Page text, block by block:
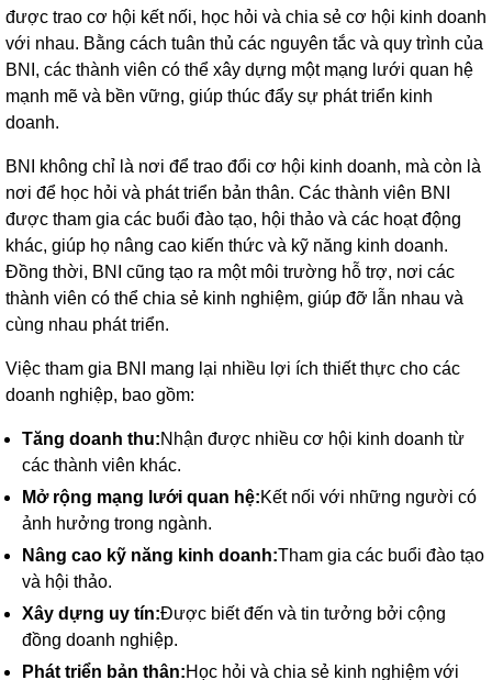
được trao cơ hội kết nối, học hỏi và chia sẻ cơ hội kinh doanh
với nhau. Bằng cách tuân thủ các nguyên tắc và quy trình của
BNI, các thành viên có thể xây dựng một mạng lưới quan hệ
mạnh mẽ và bền vững, giúp thúc đẩy sự phát triển kinh
doanh.
BNI không chỉ là nơi để trao đổi cơ hội kinh doanh, mà còn là
nơi để học hỏi và phát triển bản thân. Các thành viên BNI
được tham gia các buổi đào tạo, hội thảo và các hoạt động
khác, giúp họ nâng cao kiến thức và kỹ năng kinh doanh.
Đồng thời, BNI cũng tạo ra một môi trường hỗ trợ, nơi các
thành viên có thể chia sẻ kinh nghiệm, giúp đỡ lẫn nhau và
cùng nhau phát triển.
Việc tham gia BNI mang lại nhiều lợi ích thiết thực cho các
doanh nghiệp, bao gồm:
Tăng doanh thu:Nhận được nhiều cơ hội kinh doanh từ
các thành viên khác.
Mở rộng mạng lưới quan hệ:Kết nối với những người có
ảnh hưởng trong ngành.
Nâng cao kỹ năng kinh doanh:Tham gia các buổi đào tạo
và hội thảo.
Xây dựng uy tín:Được biết đến và tin tưởng bởi cộng
đồng doanh nghiệp.
Phát triển bản thân:Học hỏi và chia sẻ kinh nghiệm với